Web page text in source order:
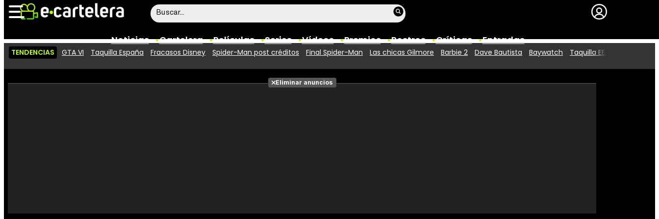
Noticias Cartelera Películas Series Vídeos Premios Rostros Críticas Entradas
Vídeos
Taquilla Fotos
Premios
TENDENCIAS GTA VI Taquilla España Fracasos Disney Spider-Man post créditos Final Spider-Man Las chicas Gilmore Barbie 2 Dave Bautista Baywatch Taquilla EE.UU.
Eliminar anuncios